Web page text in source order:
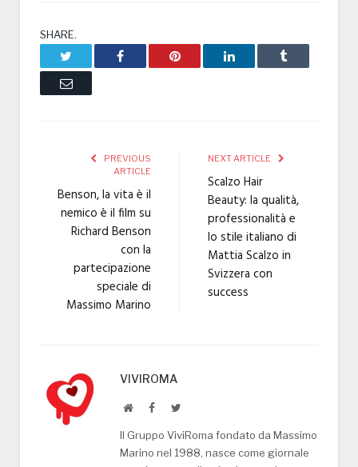
SHARE.
Facebook Pinterest LinkedIn Tumblr
Email
PREVIOUS
ARTICLE
Benson, la vita è il
nemico è il film su
Richard Benson
con la
partecipazione
speciale di
Massimo Marino
NEXT ARTICLE
Scalzo Hair
Beauty: la qualità,
professionalità e
lo stile italiano di
Mattia Scalzo in
Svizzera con
success
VIVIROMA
WebsiteFacebookTwitter
Il Gruppo ViviRoma fondato da Massimo
Marino nel 1988, nasce come giornale